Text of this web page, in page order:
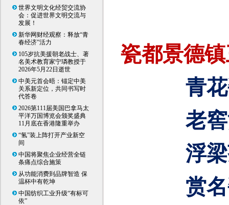
世界文明文化经贸交流协
会：促进世界文明交流与
发展！
新华网财经观察：释放“青
春经济”活力
105岁抗美援朝老战士、著
名美术教育家宁璘教授于
2026年5月22日逝世
中美元首会晤：锚定中美
关系新定位，共同书写时
代答卷
2026第111届美国巴拿马太
平洋万国博览会颁奖盛典
11月底在香港隆重举办
“氢”装上阵打开产业新空
间
中国将聚焦企业经营全链
条痛点综合施策
从功能消费到品牌智造 保
温杯中有乾坤
中国纺织工业升级“有标可
依”
瓷都景德
青
老
浮
赏